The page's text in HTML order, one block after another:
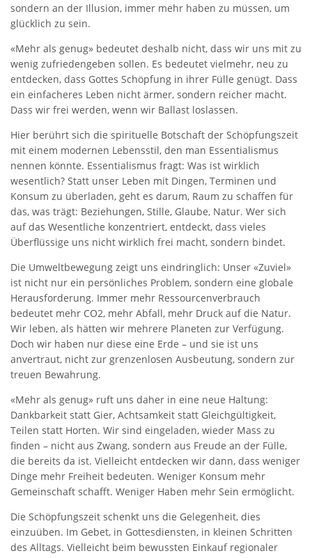
sondern an der Illusion, immer mehr haben zu müssen, um
glücklich zu sein.
«Mehr als genug» bedeutet deshalb nicht, dass wir uns mit zu
wenig zufriedengeben sollen. Es bedeutet vielmehr, neu zu
entdecken, dass Gottes Schöpfung in ihrer Fülle genügt. Dass
ein einfacheres Leben nicht ­ärmer, sondern reicher macht.
Dass wir frei werden, wenn wir Ballast loslassen.
Hier berührt sich die spirituelle Botschaft der Schöpfungszeit
mit einem modernen Lebensstil, den man Essentialismus
nennen könnte. Essentialismus fragt: Was ist wirklich
wesentlich? Statt unser Leben mit Dingen, Terminen und
Konsum zu überladen, geht es darum, Raum zu schaffen für
das, was trägt: Beziehungen, Stille, Glaube, Natur. Wer sich
auf das Wesentliche konzentriert, entdeckt, dass vieles
Überflüssige uns nicht wirklich frei macht, sondern bindet.
Die Umweltbewegung zeigt uns eindringlich: Unser «Zuviel»
ist nicht nur ein persönliches Problem, sondern eine globale
Herausforderung. Immer mehr Ressourcenverbrauch
bedeutet mehr CO2, mehr Abfall, mehr Druck auf die Natur.
Wir leben, als hätten wir mehrere Planeten zur Verfügung.
Doch wir haben nur diese eine Erde – und sie ist uns
anvertraut, nicht zur grenzenlosen Ausbeutung, sondern zur
treuen Bewahrung.
«Mehr als genug» ruft uns daher in eine neue Haltung:
Dankbarkeit statt Gier, Achtsamkeit statt Gleichgültigkeit,
Teilen statt Horten. Wir sind eingeladen, wieder Mass zu
finden – nicht aus Zwang, sondern aus Freude an der Fülle,
die bereits da ist. Vielleicht entdecken wir dann, dass weniger
Dinge mehr Freiheit bedeuten. Weniger Konsum mehr
Gemeinschaft schafft. Weniger Haben mehr Sein ermöglicht.
Die Schöpfungszeit schenkt uns die Gelegenheit, dies
einzuüben. Im Gebet, in Gottesdiensten, in kleinen Schritten
des Alltags. Vielleicht beim bewussten Einkauf regionaler